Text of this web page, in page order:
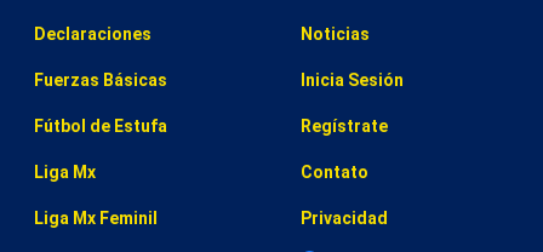
Declaraciones
Fuerzas Básicas
Fútbol de Estufa
Liga Mx
Liga Mx Feminil
Noticias
Inicia Sesión
Regístrate
Contato
Privacidad